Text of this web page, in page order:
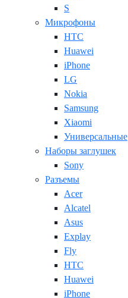
S
Микрофоны
HTC
Huawei
iPhone
LG
Nokia
Samsung
Xiaomi
Универсальные
Наборы заглушек
Sony
Разъемы
Acer
Alcatel
Asus
Explay
Fly
HTC
Huawei
iPhone